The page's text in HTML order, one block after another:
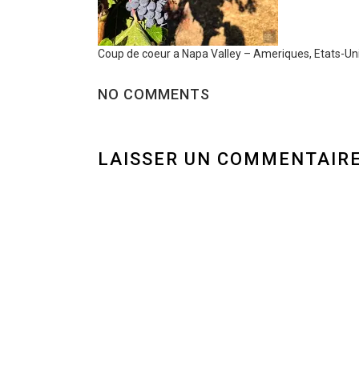
Coup de coeur a Napa Valley – Ameriques, Etats-
NO COMMENTS
LAISSER UN